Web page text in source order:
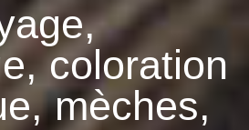
coloration
mèches,